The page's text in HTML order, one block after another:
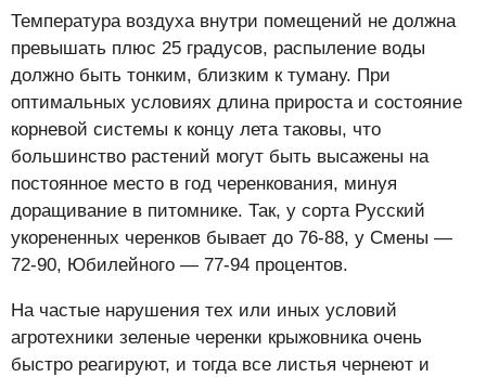
Температура воздуха внутри помещений не должна
превышать плюс 25 градусов, распыление воды
должно быть тонким, близким к туману. При
оптимальных условиях длина прироста и состояние
корневой системы к концу лета таковы, что
большинство растений могут быть высажены на
постоянное место в год черенкования, минуя
доращивание в питомнике. Так, у сорта Русский
укорененных черенков бывает до 76-88, у Смены —
72-90, Юбилейного — 77-94 процентов.
На частые нарушения тех или иных условий
агротехники зеленые черенки крыжовника очень
быстро реагируют, и тогда все листья чернеют и